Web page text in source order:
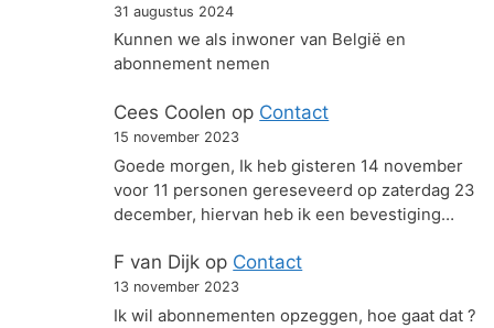
31 augustus 2024
Kunnen we als inwoner van België en
abonnement nemen
Cees Coolen op Contact
15 november 2023
Goede morgen, Ik heb gisteren 14 november
voor 11 personen gereseveerd op zaterdag 23
december, hiervan heb ik een bevestiging…
F van Dijk op Contact
13 november 2023
Ik wil abonnementen opzeggen, hoe gaat dat ?